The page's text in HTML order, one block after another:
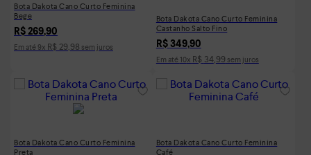
Bota Dakota Cano Curto Feminina
Bege
R$ 269,90
Em até 9x R$ 29,98 sem juros
Bota Dakota Cano Curto Feminina
Castanho Salto Fino
R$ 349,90
Em até 10x R$ 34,99 sem juros
Bota Dakota Cano Curto Feminina
Preta
Bota Dakota Cano Curto Feminina
Café